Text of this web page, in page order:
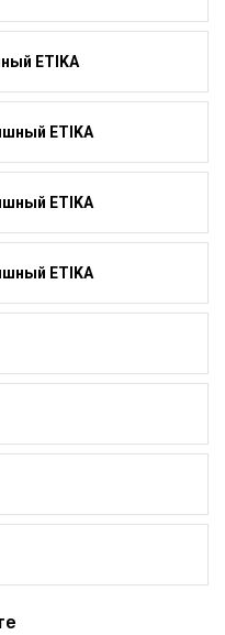
ETIKA
ETIKA
ETIKA
ETIKA